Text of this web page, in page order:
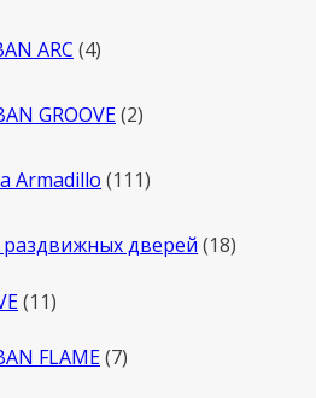
ARC 44
GROOVE 22
Armadillo 111111
раздвижных дверей 1818
1111
FLAME 77